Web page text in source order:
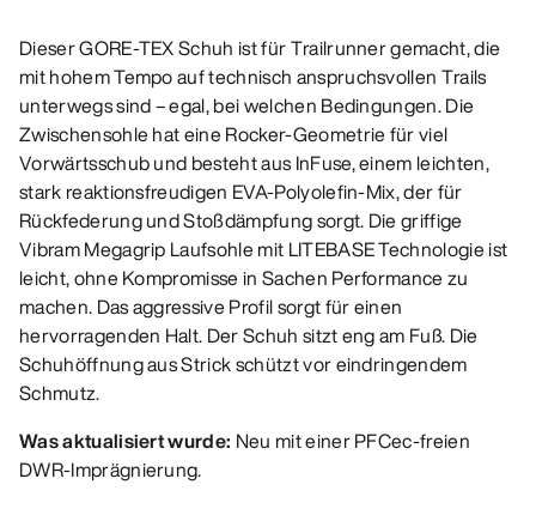
Dieser GORE-TEX Schuh ist für Trailrunner gemacht, die
mit hohem Tempo auf technisch anspruchsvollen Trails
unterwegs sind – egal, bei welchen Bedingungen. Die
Zwischensohle hat eine Rocker-Geometrie für viel
Vorwärtsschub und besteht aus InFuse, einem leichten,
stark reaktionsfreudigen EVA-Polyolefin-Mix, der für
Rückfederung und Stoßdämpfung sorgt. Die griffige
Vibram Megagrip Laufsohle mit LITEBASE Technologie ist
leicht, ohne Kompromisse in Sachen Performance zu
machen. Das aggressive Profil sorgt für einen
hervorragenden Halt. Der Schuh sitzt eng am Fuß. Die
Schuhöffnung aus Strick schützt vor eindringendem
Schmutz.
Was aktualisiert wurde: Neu mit einer PFCec-freien
DWR-Imprägnierung.